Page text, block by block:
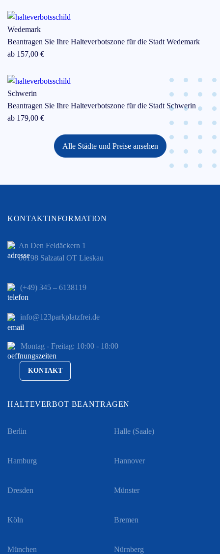
Wedemark
Beantragen Sie Ihre Halteverbotszone für die Stadt Wedemark
ab 157,00 €
Schwerin
Beantragen Sie Ihre Halteverbotszone für die Stadt Schwerin
ab 179,00 €
Alle Städte und Preise ansehen
KONTAKTINFORMATION
An Den Feldäckern 1
06198 Salzatal OT Lieskau
(+49) 345 – 6138119
info@123parkplatzfrei.de
Montag - Freitag: 10:00 - 18:00
KONTAKT
HALTEVERBOT BEANTRAGEN
Berlin
Hamburg
Dresden
Köln
München
Halle (Saale)
Hannover
Münster
Bremen
Nürnberg